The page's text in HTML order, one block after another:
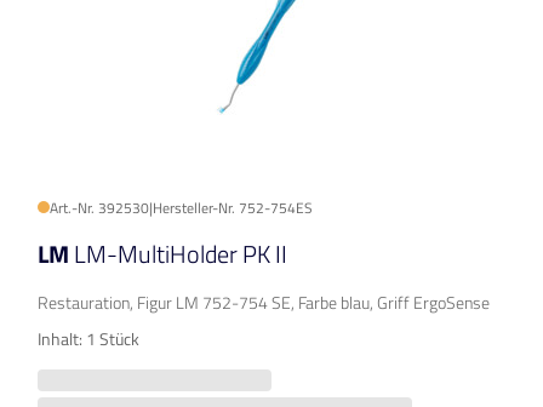
Art.-Nr. 392530|Hersteller-Nr. 752-754ES
LMLM-MultiHolder PK II
Restauration, Figur LM 752-754 SE, Farbe blau, Griff ErgoSense
Inhalt: 1 Stück